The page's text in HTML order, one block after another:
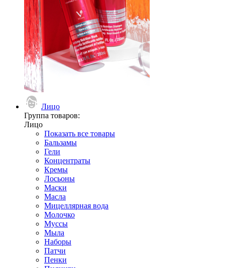
Лицо
Группа товаров:
Лицо
Показать все товары
Бальзамы
Гели
Концентраты
Кремы
Лосьоны
Маски
Масла
Мицеллярная вода
Молочко
Муссы
Мыла
Наборы
Патчи
Пенки